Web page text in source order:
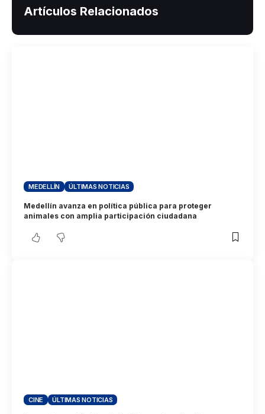
Artículos Relacionados
MEDELLÍN ÚLTIMAS NOTICIAS
Medellín avanza en política pública para proteger
animales con amplia participación ciudadana
CINE ÚLTIMAS NOTICIAS